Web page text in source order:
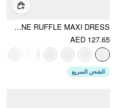
SOLID RUCHED U-NECKLINE RUFFLE MAXI DRESS
AED 127.65
الشحن السريع